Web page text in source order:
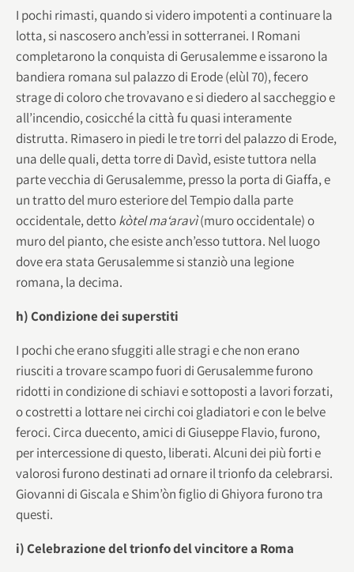
I pochi rimasti, quando si videro impotenti a continuare la
lotta, si nascosero anch’essi in sotterranei. I Romani
completarono la conquista di Gerusalemme e issarono la
bandiera romana sul palazzo di Erode (elùl 70), fecero
strage di coloro che trovavano e si diedero al saccheggio e
all’incendio, cosicché la città fu quasi interamente
distrutta. Rimasero in piedi le tre torri del palazzo di Erode,
una delle quali, detta torre di Davìd, esiste tuttora nella
parte vecchia di Gerusalemme, presso la porta di Giaffa, e
un tratto del muro esteriore del Tempio dalla parte
occidentale, dettokòtel ma‘aravì(muro occidentale) o
muro del pianto, che esiste anch’esso tuttora. Nel luogo
dove era stata Gerusalemme si stanziò una legione
romana, la decima.
h) Condizione dei superstiti
I pochi che erano sfuggiti alle stragi e che non erano
riusciti a trovare scampo fuori di Gerusalemme furono
ridotti in condizione di schiavi e sottoposti a lavori forzati,
o costretti a lottare nei circhi coi gladiatori e con le belve
feroci. Circa duecento, amici di Giuseppe Flavio, furono,
per intercessione di questo, liberati. Alcuni dei più forti e
valorosi furono destinati ad ornare il trionfo da celebrarsi.
Giovanni di Giscala e Shim’òn figlio di Ghiyora furono tra
questi.
i) Celebrazione del trionfo del vincitore a Roma